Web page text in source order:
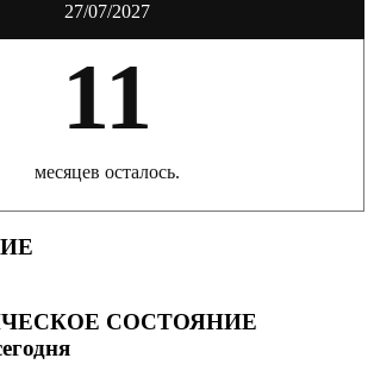
27/07/2027
11
месяцев осталось.
СОСТОЯНИЕ